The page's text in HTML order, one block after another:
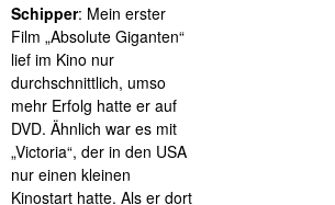
Schipper: Mein erster
Film „Absolute Giganten“
lief im Kino nur
durchschnittlich, umso
mehr Erfolg hatte er auf
DVD. Ähnlich war es mit
„Victoria“, der in den USA
nur einen kleinen
Kinostart hatte. Als er dort